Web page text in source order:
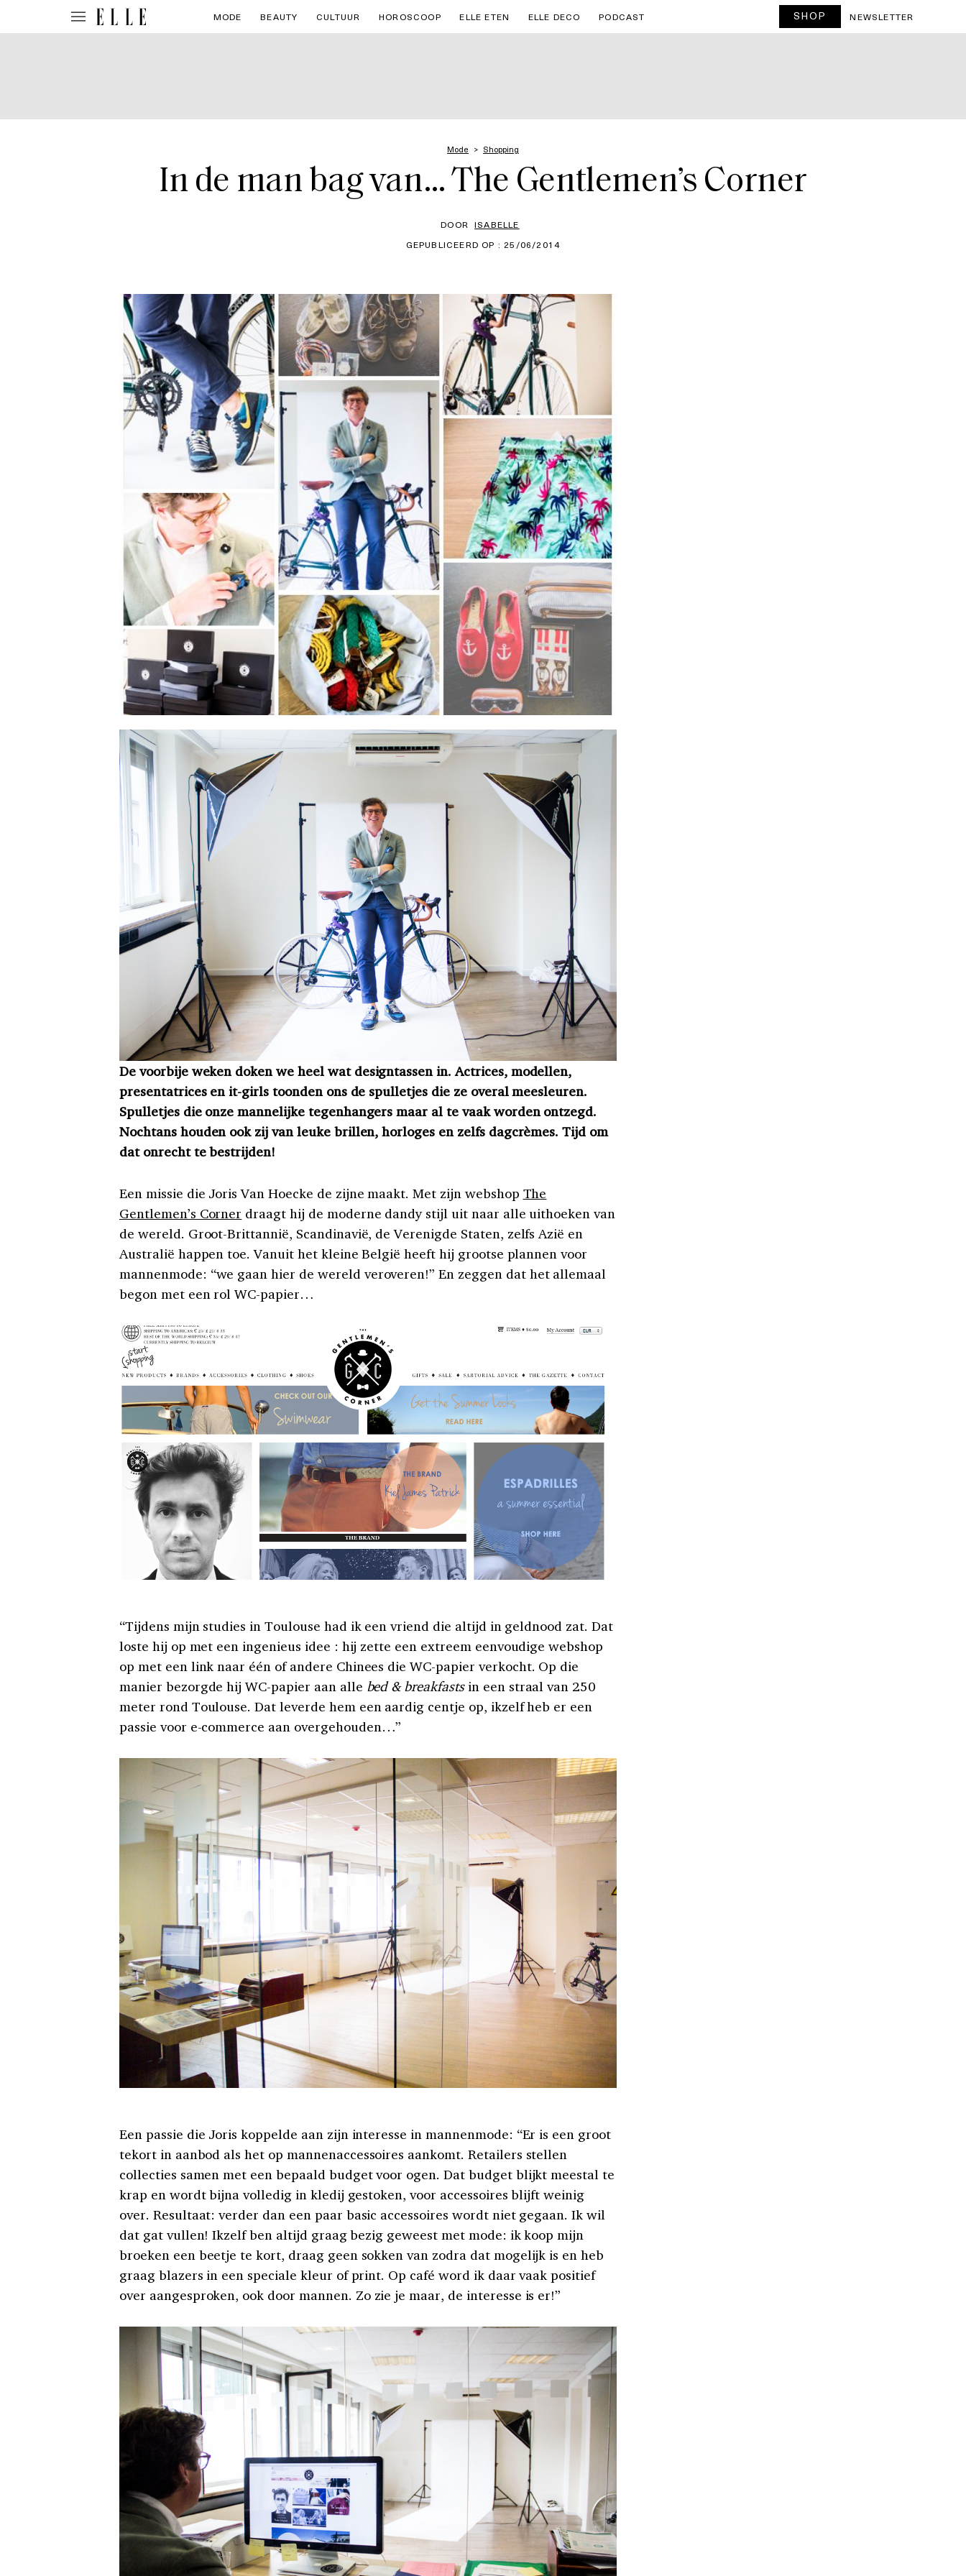
MODE BEAUTY CULTUUR HOROSCOOP ELLE ETEN ELLE DECO PODCAST SHOP NEWSLETTER
Mode Shopping
In de man bag van… The Gentlemen’s Corner
DOOR ISABELLE
GEPUBLICEERD OP : 25/06/2014
De voorbije weken doken we heel wat designtassen in. Actrices, modellen,
presentatrices en it-girls toonden ons de spulletjes die ze overal meesleuren.
Spulletjes die onze mannelijke tegenhangers maar al te vaak worden ontzegd.
Nochtans houden ook zij van leuke brillen, horloges en zelfs dagcrèmes. Tijd om
dat onrecht te bestrijden!
Een missie die Joris Van Hoecke de zijne maakt. Met zijn webshop The
Gentlemen’s Corner draagt hij de moderne dandy stijl uit naar alle uithoeken van
de wereld. Groot-Brittannië, Scandinavië, de Verenigde Staten, zelfs Azië en
Australië happen toe. Vanuit het kleine België heeft hij grootse plannen voor
mannenmode: “we gaan hier de wereld veroveren!” En zeggen dat het allemaal
begon met een rol WC-papier…
“Tijdens mijn studies in Toulouse had ik een vriend die altijd in geldnood zat. Dat
loste hij op met een ingenieus idee : hij zette een extreem eenvoudige webshop
op met een link naar één of andere Chinees die WC-papier verkocht. Op die
manier bezorgde hij WC-papier aan alle bed & breakfastsin een straal van 250
meter rond Toulouse. Dat leverde hem een aardig centje op, ikzelf heb er een
passie voor e-commerce aan overgehouden…”
Een passie die Joris koppelde aan zijn interesse in mannenmode: “Er is een groot
tekort in aanbod als het op mannenaccessoires aankomt. Retailers stellen
collecties samen met een bepaald budget voor ogen. Dat budget blijkt meestal te
krap en wordt bijna volledig in kledij gestoken, voor accessoires blijft weinig
over. Resultaat: verder dan een paar basic accessoires wordt niet gegaan. Ik wil
dat gat vullen! Ikzelf ben altijd graag bezig geweest met mode: ik koop mijn
broeken een beetje te kort, draag geen sokken van zodra dat mogelijk is en heb
graag blazers in een speciale kleur of print. Op café word ik daar vaak positief
over aangesproken, ook door mannen. Zo zie je maar, de interesse is er!”